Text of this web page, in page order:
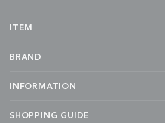
ITEM
フレグランス
キャンドル
フェイスケア
BRAND
Malie Organics
kai
INFORMATION
ABOUT
SHOPPING GUIDE